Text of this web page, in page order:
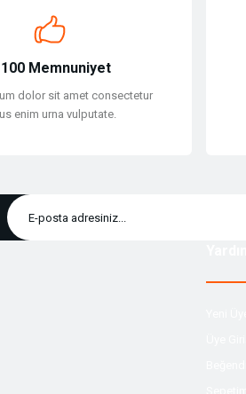
Memnuniyet
dolor sit amet consectetur
enim urna vulputate.